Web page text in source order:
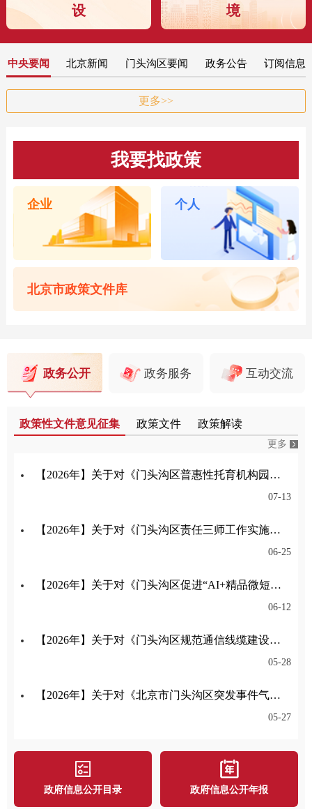
设
境
中央要闻 北京新闻 门头沟区要闻 政务公告 订阅信息
更多>>
我要找政策
企业 个人
北京市政策文件库
政务公开 政务服务 互动交流
政策性文件意见征集 政策文件 政策解读
更多
【2026年】关于对《门头沟区普惠性托育机构园所认定与管理实施细则》公开征集意见的公告
07-13
【2026年】关于对《门头沟区责任三师工作实施细则（试行）（征求意见稿）》公开征集意见的公告
06-25
【2026年】关于对《门头沟区促进“AI+精品微短剧（动漫剧）”产业高质量发展的意见》公开征集意见的公告
06-12
【2026年】关于对《门头沟区规范通信线缆建设管理办法征求意见稿》公开征集意见的公告
05-28
【2026年】关于对《北京市门头沟区突发事件气象应急保障预案》公开征集意见的公告
05-27
政府信息公开目录 政府信息公开年报